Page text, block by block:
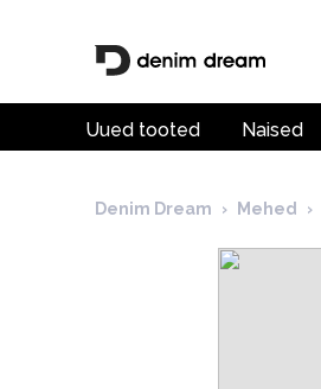
Uued tooted Naised
Denim Dream › Mehed ›